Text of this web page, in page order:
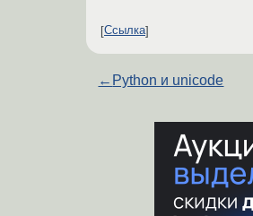
Ссылка
← Python и unicode